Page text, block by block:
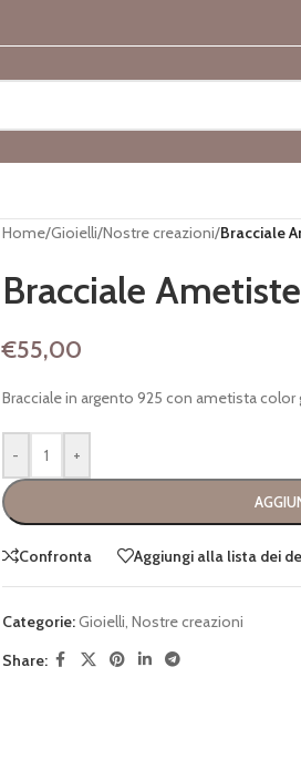
Home/Gioielli/Nostre creazioni/Bracciale
Bracciale
€55,00
Bracciale in argento 925 con ametista color
- +
Confronta Aggiungi alla lista dei
Categorie:Gioielli, Nostre creazioni
Share: